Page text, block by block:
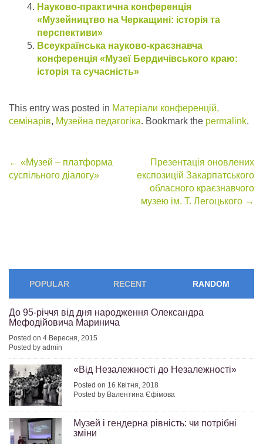
Науково-практична конференція
«Музейництво на Черкащині: історія та
перспективи»
Всеукраїнська науково-краєзнавча
конференція «Музеї Бердичівського краю:
історія та сучасність»
This entry was posted in Матеріали конференцій,
семінарів, Музейна педагогіка. Bookmark the permalink.
Post
← «Музей – платформа
суспільного діалогу»
Презентація оновлених
експозицій Закарпатського
обласного краєзнавчого
музею ім. Т. Легоцького →
POPULAR RECENT RANDOM
До 95-річчя від дня народження Олександра
Мефодійовича Маринича
Posted on 4 Вересня, 2015
Posted by admin
«Від Незалежності до Незалежності»
Posted on 16 Квітня, 2018
Posted by Валентина Єфімова
Музей і гендерна рівність: чи потрібні
зміни